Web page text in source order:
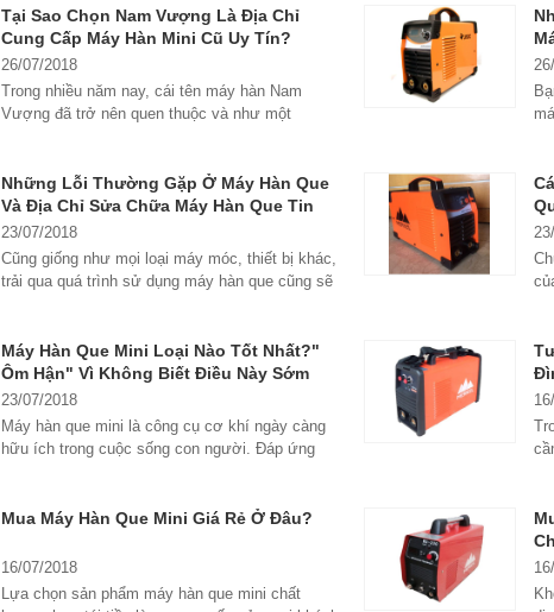
Tại Sao Chọn Nam Vượng Là Địa Chỉ
Cung Cấp Máy Hàn Mini Cũ Uy Tín?
26/07/2018
Trong nhiều năm nay, cái tên máy hàn Nam
Vượng đã trở nên quen thuộc và như một
Những Lỗi Thường Gặp Ở Máy Hàn Que
Và Địa Chỉ Sửa Chữa Máy Hàn Que Tin
Cậy
23/07/2018
Cũng giống như mọi loại máy móc, thiết bị khác,
trải qua quá trình sử dụng máy hàn que cũng sẽ
Máy Hàn Que Mini Loại Nào Tốt Nhất?"
Ôm Hận" Vì Không Biết Điều Này Sớm
Hơn
23/07/2018
Máy hàn que mini là công cụ cơ khí ngày càng
hữu ích trong cuộc sống con người. Đáp ứng
Mua Máy Hàn Que Mini Giá Rẻ Ở Đâu?
16/07/2018
Lựa chọn sản phẩm máy hàn que mini chất